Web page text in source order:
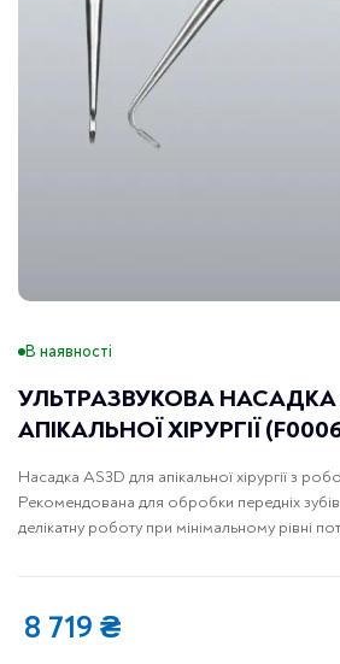
В наявності
УЛЬТРАЗВУКОВА НАСАДКА
АПІКАЛЬНОЇ ХІРУРГІЇ
Насадка AS3D для апікальної хірургії з
Рекомендована для обробки передніх
делікатну роботу при мінімальному рівні
8 719 ₴